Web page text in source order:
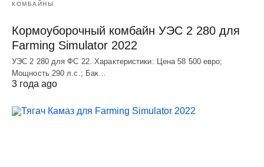
КОМБАЙНЫ
Кормоуборочный комбайн УЭC 2 280 для
Farming Simulator 2022
УЭC 2 280 для ФС 22. Характеристики: Цена 58 500 евро;
Мощность 290 л.с.; Бак…
3 года ago